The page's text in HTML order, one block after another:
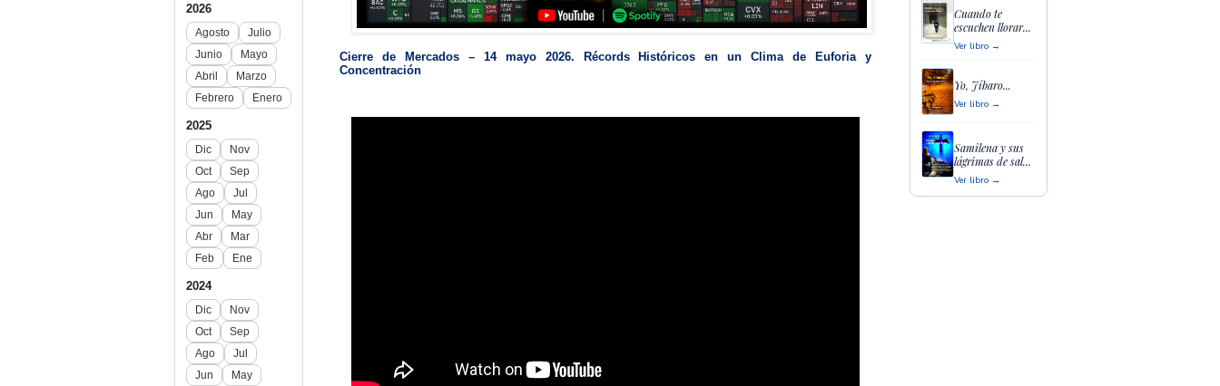
Cierre de Mercados – 14 mayo 2026. Récords Históricos en un Clima de Euforia y
Concentración
2026
Agosto
Julio
Junio
Mayo
Abril
Marzo
Febrero
Enero
2025
Dic
Nov
Oct
Sep
Ago
Jul
Jun
May
Abr
Mar
Feb
Ene
2024
Dic
Nov
Oct
Sep
Ago
Jul
Jun
May
Cuando te
escuchen llorar...
Ver libro →
Yo, Jíbaro...
Ver libro →
Samilena y sus
lágrimas de sal...
Ver libro →